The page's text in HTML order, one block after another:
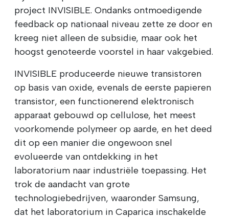
project INVISIBLE. Ondanks ontmoedigende
feedback op nationaal niveau zette ze door en
kreeg niet alleen de subsidie, maar ook het
hoogst genoteerde voorstel in haar vakgebied.
INVISIBLE produceerde nieuwe transistoren
op basis van oxide, evenals de eerste papieren
transistor, een functionerend elektronisch
apparaat gebouwd op cellulose, het meest
voorkomende polymeer op aarde, en het deed
dit op een manier die ongewoon snel
evolueerde van ontdekking in het
laboratorium naar industriële toepassing. Het
trok de aandacht van grote
technologiebedrijven, waaronder Samsung,
dat het laboratorium in Caparica inschakelde